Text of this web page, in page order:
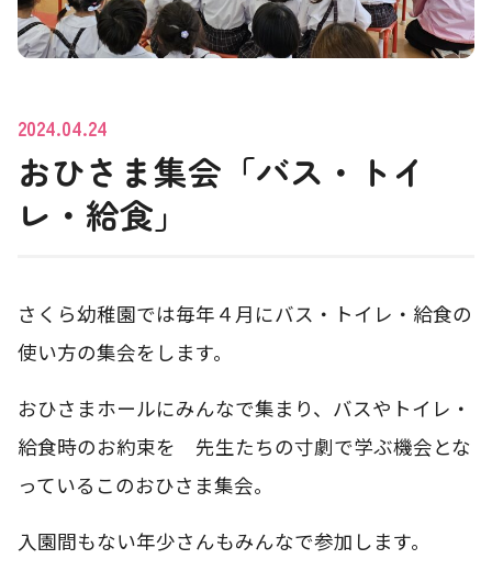
2024.04.24
おひさま集会「バス・トイ
レ・給食」
さくら幼稚園では毎年４月にバス・トイレ・給食の
使い方の集会をします。
おひさまホールにみんなで集まり、バスやトイレ・
給食時のお約束を 先生たちの寸劇で学ぶ機会とな
っているこのおひさま集会。
入園間もない年少さんもみんなで参加します。